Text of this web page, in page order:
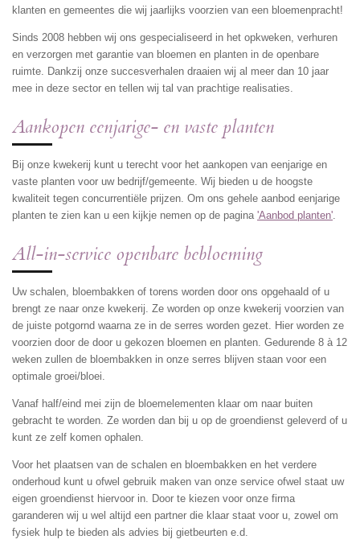
klanten en gemeentes die wij jaarlijks voorzien van een bloemenpracht!
Sinds 2008 hebben wij ons gespecialiseerd in het opkweken, verhuren
en verzorgen met garantie van bloemen en planten in de openbare
ruimte. Dankzij onze succesverhalen draaien wij al meer dan 10 jaar
mee in deze sector en tellen wij tal van prachtige realisaties.
Aankopen eenjarige- en vaste planten
Bij onze kwekerij kunt u terecht voor het aankopen van eenjarige en
vaste planten voor uw bedrijf/gemeente. Wij bieden u de hoogste
kwaliteit tegen concurrentiële prijzen. Om ons gehele aanbod eenjarige
planten te zien kan u een kijkje nemen op de pagina 'Aanbod planten'
All-in-service openbare bebloeming
Uw schalen, bloembakken of torens worden door ons opgehaald of u
brengt ze naar onze kwekerij. Ze worden op onze kwekerij voorzien van
de juiste potgornd waarna ze in de serres worden gezet. Hier worden ze
voorzien door de door u gekozen bloemen en planten. Gedurende 8 à 12
weken zullen de bloembakken in onze serres blijven staan voor een
optimale groei/bloei.
Vanaf half/eind mei zijn de bloemelementen klaar om naar buiten
gebracht te worden. Ze worden dan bij u op de groendienst geleverd of u
kunt ze zelf komen ophalen.
Voor het plaatsen van de schalen en bloembakken en het verdere
onderhoud kunt u ofwel gebruik maken van onze service ofwel staat uw
eigen groendienst hiervoor in. Door te kiezen voor onze firma
garanderen wij u wel altijd een partner die klaar staat voor u, zowel om
fysiek hulp te bieden als advies bij gietbeurten e.d.